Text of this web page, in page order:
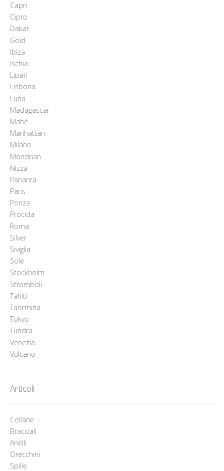
Capri
Cipro
Dakar
Gold
Ibiza
Ischia
Lipari
Lisbona
Luna
Madagascar
Mahé
Manhattan
Milano
Mondrian
Nizza
Panarea
Paris
Ponza
Procida
Roma
Silver
Siviglia
Sole
Stockholm
Stromboli
Tahiti
Taormina
Tokyo
Tundra
Venezia
Vulcano
Articoli
Collane
Bracciali
Anelli
Orecchini
Spille